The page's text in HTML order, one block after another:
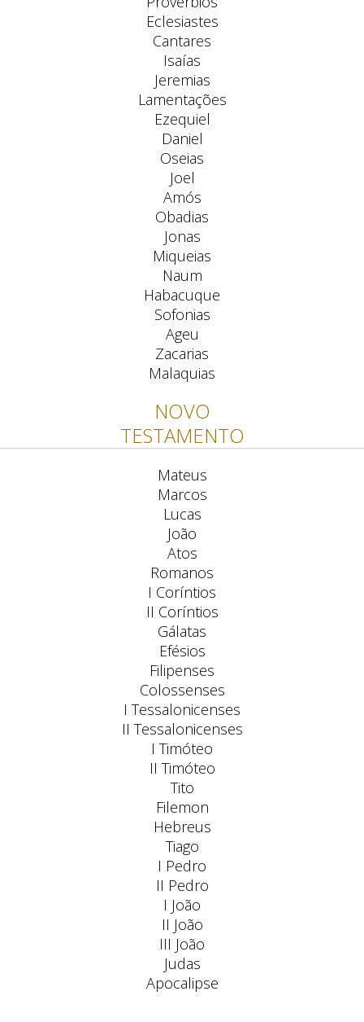
Eclesiastes
Cantares
Isaías
Jeremias
Lamentações
Ezequiel
Daniel
Oseias
Joel
Amós
Obadias
Jonas
Miqueias
Naum
Habacuque
Sofonias
Ageu
Zacarias
Malaquias
NOVO
TESTAMENTO
Mateus
Marcos
Lucas
João
Atos
Romanos
I Coríntios
II Coríntios
Gálatas
Efésios
Filipenses
Colossenses
I Tessalonicenses
II Tessalonicenses
I Timóteo
II Timóteo
Tito
Filemon
Hebreus
Tiago
I Pedro
II Pedro
I João
II João
III João
Judas
Apocalipse